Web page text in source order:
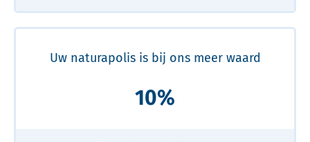
Uw naturapolis is bij ons meer waard
10%